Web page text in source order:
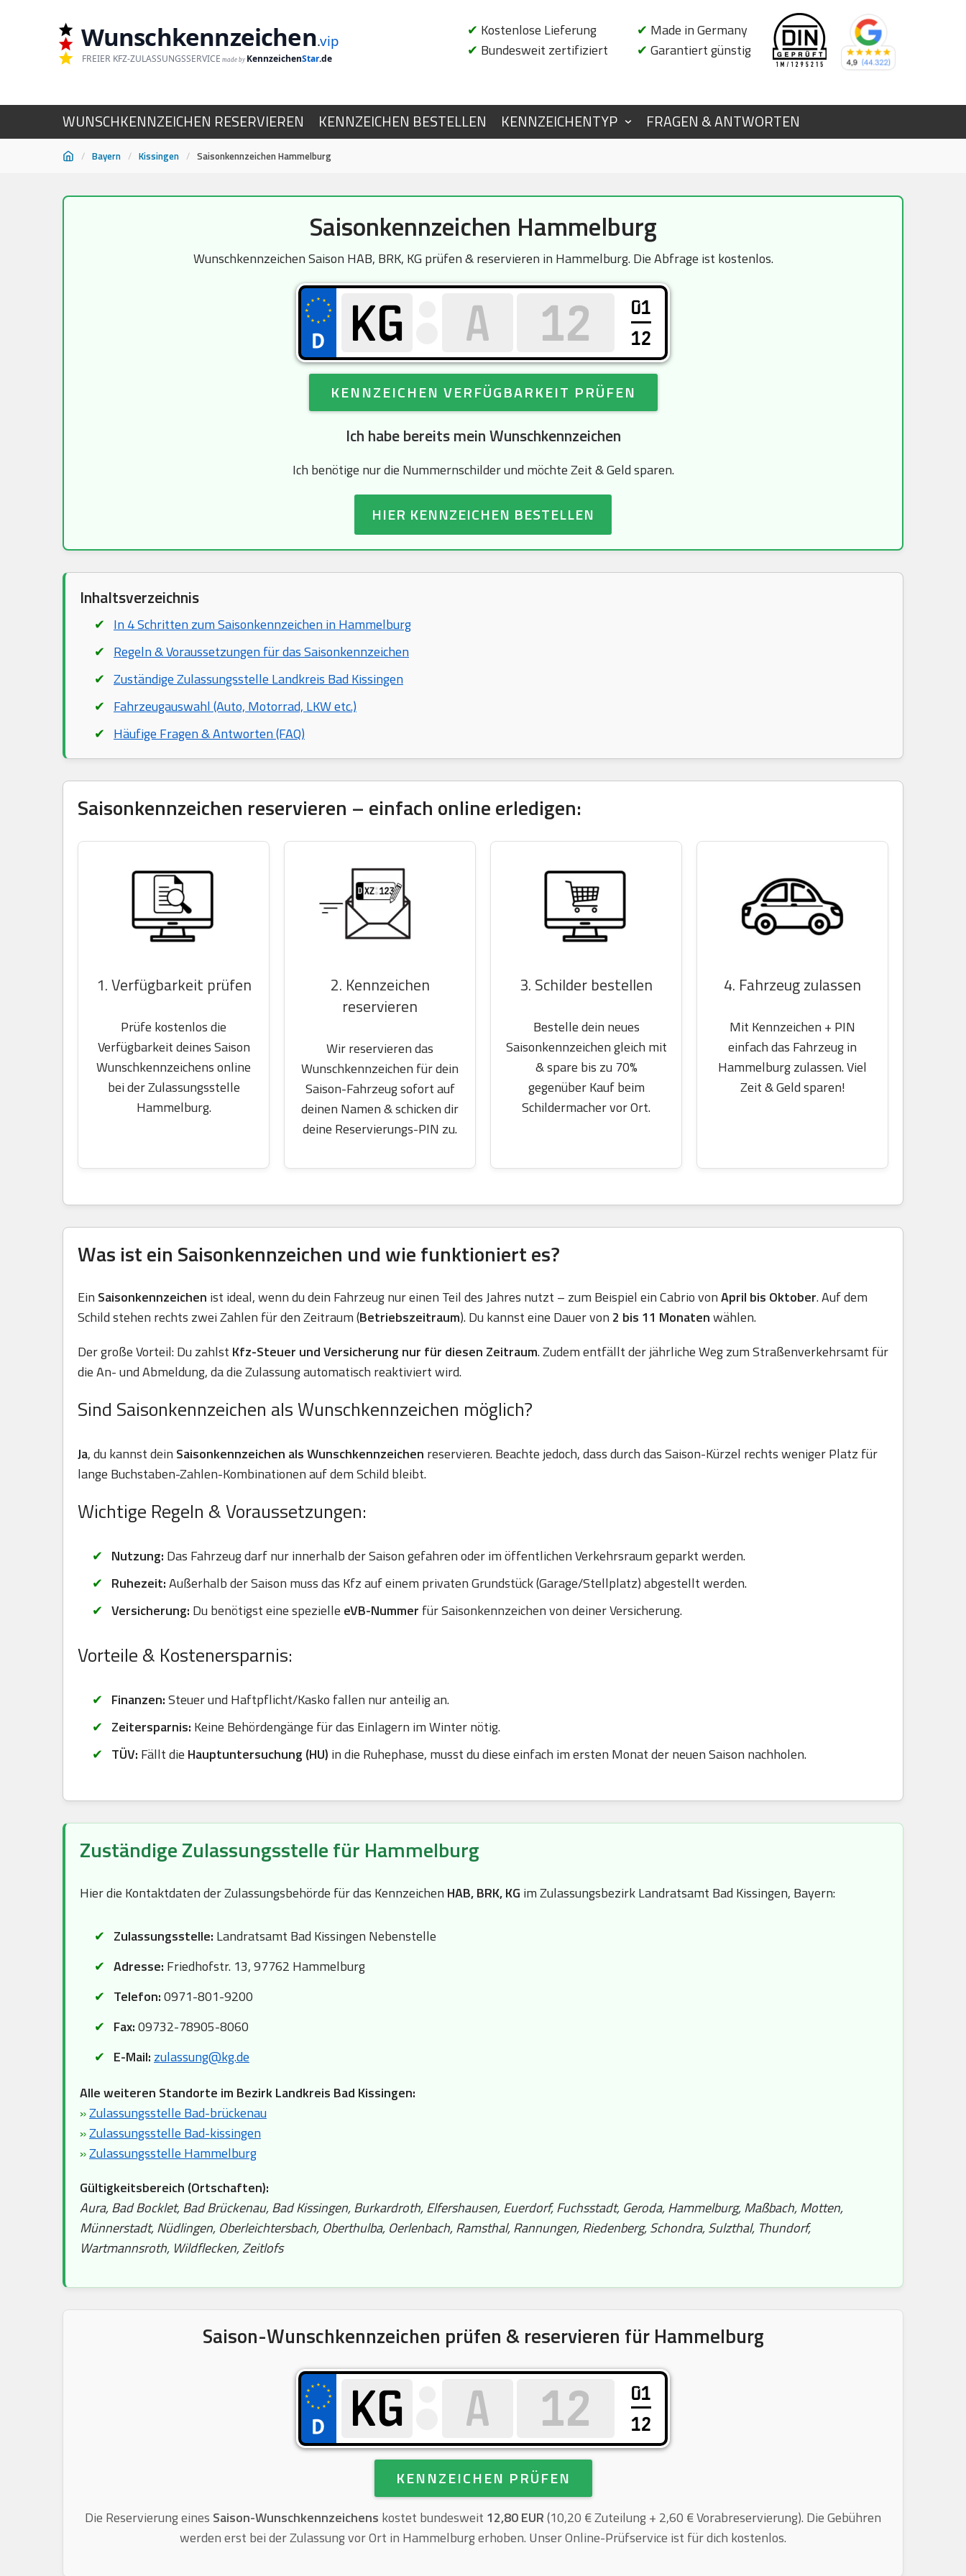
Wunschkennzeichen.vip
FREIER KFZ-ZULASSUNGSSERVICE made by KennzeichenStar.de
✔ Kostenlose Lieferung
✔ Bundesweit zertifiziert
✔ Made in Germany
✔ Garantiert günstig
WUNSCHKENNZEICHEN RESERVIEREN KENNZEICHEN BESTELLEN KENNZEICHENTYP FRAGEN & ANTWORTEN
/ Bayern / Kissingen / Saisonkennzeichen Hammelburg
Saisonkennzeichen Hammelburg
Wunschkennzeichen Saison HAB, BRK, KG prüfen & reservieren in Hammelburg. Die Abfrage ist kostenlos.
01
12
KENNZEICHEN VERFÜGBARKEIT PRÜFEN
Ich habe bereits mein Wunschkennzeichen
Ich benötige nur die Nummernschilder und möchte Zeit & Geld sparen.
HIER KENNZEICHEN BESTELLEN
Inhaltsverzeichnis
In 4 Schritten zum Saisonkennzeichen in Hammelburg
Regeln & Voraussetzungen für das Saisonkennzeichen
Zuständige Zulassungsstelle Landkreis Bad Kissingen
Fahrzeugauswahl (Auto, Motorrad, LKW etc.)
Häufige Fragen & Antworten (FAQ)
Saisonkennzeichen reservieren – einfach online erledigen:
1. Verfügbarkeit prüfen
Prüfe kostenlos die
Verfügbarkeit deines Saison
Wunschkennzeichens online
bei der Zulassungsstelle
Hammelburg.
2. Kennzeichen
reservieren
Wir reservieren das
Wunschkennzeichen für dein
Saison-Fahrzeug sofort auf
deinen Namen & schicken dir
deine Reservierungs-PIN zu.
3. Schilder bestellen
Bestelle dein neues
Saisonkennzeichen gleich mit
& spare bis zu 70%
gegenüber Kauf beim
Schildermacher vor Ort.
4. Fahrzeug zulassen
Mit Kennzeichen + PIN
einfach das Fahrzeug in
Hammelburg zulassen. Viel
Zeit & Geld sparen!
Was ist ein Saisonkennzeichen und wie funktioniert es?
Ein Saisonkennzeichen ist ideal, wenn du dein Fahrzeug nur einen Teil des Jahres nutzt – zum Beispiel ein Cabrio vonApril bis Oktober. Auf dem
Schild stehen rechts zwei Zahlen für den Zeitraum (Betriebszeitraum). Du kannst eine Dauer von 2 bis 11 Monatenwählen.
Der große Vorteil: Du zahlst Kfz-Steuer und Versicherung nur für diesen Zeitraum. Zudem entfällt der jährliche Weg zum Straßenverkehrsamt für
die An- und Abmeldung, da die Zulassung automatisch reaktiviert wird.
Sind Saisonkennzeichen als Wunschkennzeichen möglich?
Ja, du kannst dein Saisonkennzeichen als Wunschkennzeichen reservieren. Beachte jedoch, dass durch das Saison-Kürzel rechts weniger Platz für
lange Buchstaben-Zahlen-Kombinationen auf dem Schild bleibt.
Wichtige Regeln & Voraussetzungen:
Nutzung: Das Fahrzeug darf nur innerhalb der Saison gefahren oder im öffentlichen Verkehrsraum geparkt werden.
Ruhezeit:Außerhalb der Saison muss das Kfz auf einem privaten Grundstück (Garage/Stellplatz) abgestellt werden.
Versicherung: Du benötigst eine spezielle eVB-Nummer für Saisonkennzeichen von deiner Versicherung.
Vorteile & Kostenersparnis:
Finanzen:Steuer und Haftpflicht/Kasko fallen nur anteilig an.
Zeitersparnis: Keine Behördengänge für das Einlagern im Winter nötig.
TÜV: Fällt die Hauptuntersuchung (HU) in die Ruhephase, musst du diese einfach im ersten Monat der neuen Saison nachholen.
Zuständige Zulassungsstelle für Hammelburg
Hier die Kontaktdaten der Zulassungsbehörde für das Kennzeichen HAB, BRK, KG im Zulassungsbezirk Landratsamt Bad Kissingen, Bayern:
Zulassungsstelle: Landratsamt Bad Kissingen Nebenstelle
Adresse: Friedhofstr. 13, 97762 Hammelburg
Telefon:0971-801-9200
Fax:09732-78905-8060
E-Mail: zulassung@kg.de
Alle weiteren Standorte im Bezirk Landkreis Bad Kissingen:
»Zulassungsstelle Bad-brückenau
»Zulassungsstelle Bad-kissingen
»Zulassungsstelle Hammelburg
Gültigkeitsbereich (Ortschaften):
Aura, Bad Bocklet, Bad Brückenau, Bad Kissingen, Burkardroth, Elfershausen, Euerdorf, Fuchsstadt, Geroda, Hammelburg, Maßbach, Motten,
Münnerstadt, Nüdlingen, Oberleichtersbach, Oberthulba, Oerlenbach, Ramsthal, Rannungen, Riedenberg, Schondra, Sulzthal, Thundorf,
Wartmannsroth, Wildflecken, Zeitlofs
Saison-Wunschkennzeichen prüfen & reservieren für Hammelburg
01
12
KENNZEICHEN PRÜFEN
Die Reservierung eines Saison-Wunschkennzeichens kostet bundesweit 12,80 EUR(10,20 € Zuteilung + 2,60 € Vorabreservierung). Die Gebühren
werden erst bei der Zulassung vor Ort in Hammelburg erhoben. Unser Online-Prüfservice ist für dich kostenlos.